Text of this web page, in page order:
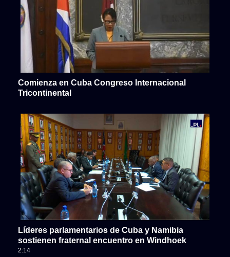
Comienza en Cuba Congreso Internacional
Tricontinental
Líderes parlamentarios de Cuba y Namibia
sostienen fraternal encuentro en Windhoek
2:14